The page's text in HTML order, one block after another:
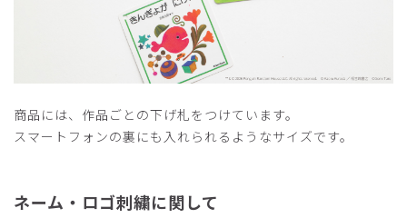
大きめ
よく伸びる
とても薄い
デザインが可愛くて、着用した時着心地が良かった
トップス(男女兼用)/ライトグレー/XXS
商品には、作品ごとの下げ札をつけています。
スマートフォンの裏にも入れられるようなサイズです。
ネーム・ロゴ刺繍に関して